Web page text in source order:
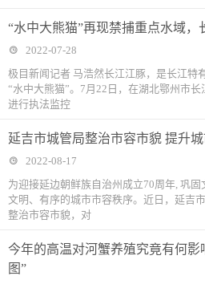
“水中大熊猫”再现禁捕重点水域，
2022-07-28
极目新闻记者 马浩然长江江豚，是长江特
“水中大熊猫”。7月22日，在湖北鄂州市
进行执法监控
延吉市城管局整治市容市貌 提升城
2022-08-17
为迎接延边朝鲜族自治州成立70周年, 巩固
文明、有序的城市市容秩序。近日，延吉
整治市容市貌，对
今年的高温对河蟹养殖究竟有何影
图”